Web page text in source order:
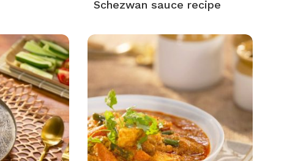
Schezwan sauce recipe